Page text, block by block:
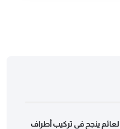
ينجح في تركيب أطراف